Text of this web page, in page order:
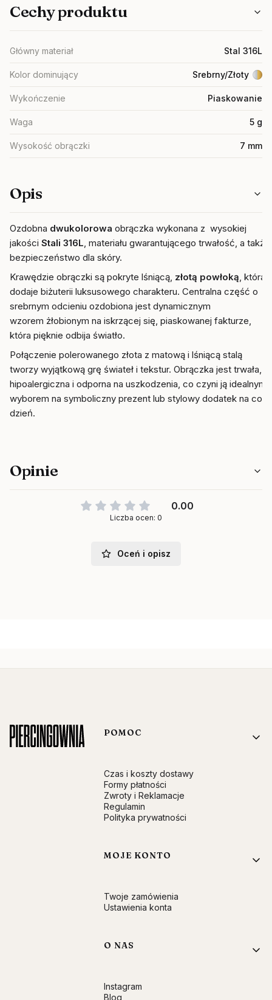
Cechy produktu
Główny materiał Stal 316L
Kolor dominujący Srebrny/Złoty
Wykończenie Piaskowanie
Waga 5 g
Wysokość obrączki 7 mm
Opis
Ozdobna dwukolorowa obrączka wykonana z wysokiej
jakości Stali 316L, materiału gwarantującego trwałość, a także
bezpieczeństwo dla skóry.
Krawędzie obrączki są pokryte lśniącą, złotą powłoką, która
dodaje biżuterii luksusowego charakteru. Centralna część o
srebrnym odcieniu ozdobiona jest dynamicznym
wzorem żłobionym na iskrzącej się, piaskowanej fakturze,
która pięknie odbija światło.
Połączenie polerowanego złota z matową i lśniącą stalą
tworzy wyjątkową grę świateł i tekstur. Obrączka jest trwała,
hipoalergiczna i odporna na uszkodzenia, co czyni ją idealnym
wyborem na symboliczny prezent lub stylowy dodatek na co
dzień.
Opinie
0.00
Liczba ocen: 0
Oceń i opisz
Linki w stopce
POMOC
Czas i koszty dostawy
Formy płatności
Zwroty i Reklamacje
Regulamin
Polityka prywatności
MOJE KONTO
Twoje zamówienia
Ustawienia konta
O NAS
Instagram
Blog